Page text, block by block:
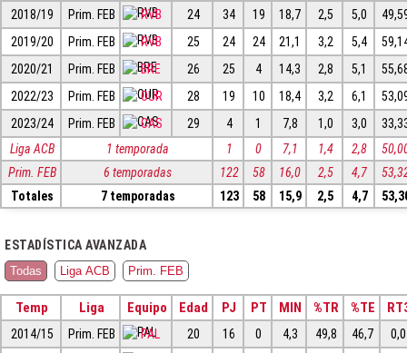
2018/19
Prim. FEB RVB 24 34 19 18,7 2,5 5,0
2019/20
Prim. FEB RVB 25 24 24 21,1 3,2 5,4
2020/21
Prim. FEB BRE 26 25 4 14,3 2,8 5,1
2022/23
Prim. FEB OUR 28 19 10 18,4 3,2 6,1
2023/24
Prim. FEB CAS 29 4 1 7,8 1,0 3,0
Liga ACB
1 temporada 1 0 7,1 1,4 2,8
Prim. FEB
6 temporadas 122 58 16,0 2,5 4,7
Totales
7 temporadas 123 58 15,9 2,5 4,7
ESTADÍSTICA AVANZADA
Todas Liga ACB Prim. FEB
Temp Liga Equipo Edad PJ PT MIN %TR %TE
2014/15 Prim. FEB PAL 20 16 0 4,3 49,8 46,7
0,0